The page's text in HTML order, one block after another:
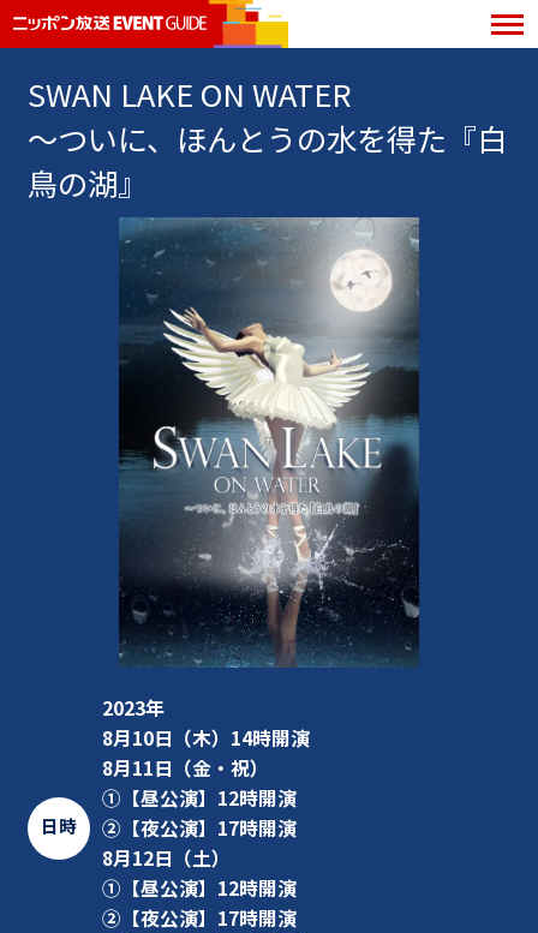
SWAN LAKE ON WATER
〜ついに、ほんとうの水を得た『白
鳥の湖』
日時
2023年
8月10日（木）14時開演
8月11日（金・祝）
①【昼公演】12時開演
②【夜公演】17時開演
8月12日（土）
①【昼公演】12時開演
②【夜公演】17時開演